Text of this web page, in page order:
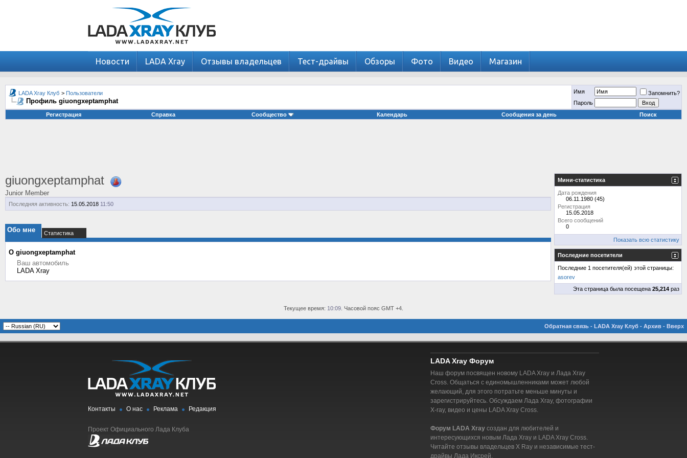
Новости LADA Xray Отзывы владельцев Тест-драйвы Обзоры Фото Видео Магазин
LADA Xray Клуб > Пользователи
Профиль giuongxeptamphat
Имя
Запомнить?
Пароль
Регистрация
Справка Сообщество Календарь Сообщения за день Поиск
giuongxeptamphat
Junior Member
Последняя активность: 15.05.2018 11:50
Обо мне Статистика
О giuongxeptamphat
Ваш автомобиль
LADA Xray
Мини-статистика
Дата рождения
06.11.1980 (45)
Регистрация
15.05.2018
Всего сообщений
0
Показать всю статистику
Последние посетители
Последние 1 посетителя(ей) этой страницы:
asorev
Эта страница была посещена 25,214 раз
Текущее время: 10:09 . Часовой пояс GMT +4.
Обратная связь - LADA Xray Клуб - Архив - Вверх
Контакты О нас Реклама Редакция
Проект Официального Лада Клуба
LADA Xray Форум
Наш форум посвящен новому LADA Xray и Лада Xray
Cross. Общаться с единомышленниками может любой
желающий, для этого потратьте меньше минуты и
зарегистрируйтесь. Обсуждаем Лада Xray, фотографии
X-ray, видео и цены LADA Xray Cross.
Форум LADA Xray создан для любителей и
интересующихся новым Лада Xray и LADA Xray Cross.
Читайте отзывы владельцев X Ray и независимые тест-
драйвы Лада Иксрей.